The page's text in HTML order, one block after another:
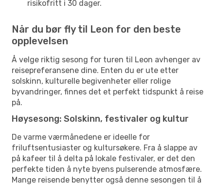
risikofritt i 30 dager.
Når du bør fly til Leon for den beste
opplevelsen
Å velge riktig sesong for turen til Leon avhenger av
reisepreferansene dine. Enten du er ute etter
solskinn, kulturelle begivenheter eller rolige
byvandringer, finnes det et perfekt tidspunkt å reise
på.
Høysesong: Solskinn, festivaler og kultur
De varme værmånedene er ideelle for
friluftsentusiaster og kultursøkere. Fra å slappe av
på kafeer til å delta på lokale festivaler, er det den
perfekte tiden å nyte byens pulserende atmosfære.
Mange reisende benytter også denne sesongen til å